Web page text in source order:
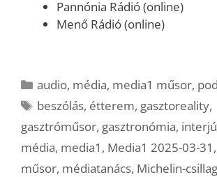
Pannónia Rádió (online)
Menő Rádió (online)
Kategória
audio, média, media1 műsor,
Címkék
beszólás, étterem, gasztoreality,
gasztróműsor, gasztronómia, interjú
média, media1 , Media1 2025-03-31 ,
műsor, médiatanács, Michelin-csillag